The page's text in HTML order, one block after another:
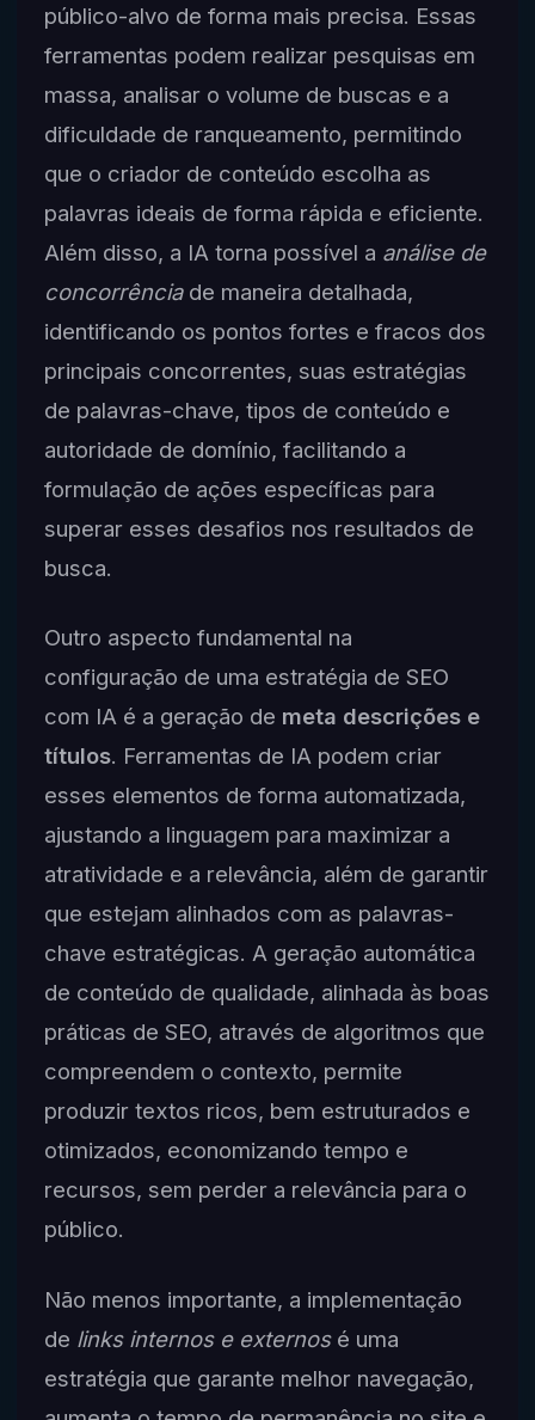
público-alvo de forma mais precisa. Essas
ferramentas podem realizar pesquisas em
massa, analisar o volume de buscas e a
dificuldade de ranqueamento, permitindo
que o criador de conteúdo escolha as
palavras ideais de forma rápida e eficiente.
Além disso, a IA torna possível a análise de
concorrênciade maneira detalhada,
identificando os pontos fortes e fracos dos
principais concorrentes, suas estratégias
de palavras-chave, tipos de conteúdo e
autoridade de domínio, facilitando a
formulação de ações específicas para
superar esses desafios nos resultados de
busca.
Outro aspecto fundamental na
configuração de uma estratégia de SEO
com IA é a geração de meta descrições e
títulos. Ferramentas de IA podem criar
esses elementos de forma automatizada,
ajustando a linguagem para maximizar a
atratividade e a relevância, além de garantir
que estejam alinhados com as palavras-
chave estratégicas. A geração automática
de conteúdo de qualidade, alinhada às boas
práticas de SEO, através de algoritmos que
compreendem o contexto, permite
produzir textos ricos, bem estruturados e
otimizados, economizando tempo e
recursos, sem perder a relevância para o
público.
Não menos importante, a implementação
de links internos e externosé uma
estratégia que garante melhor navegação,